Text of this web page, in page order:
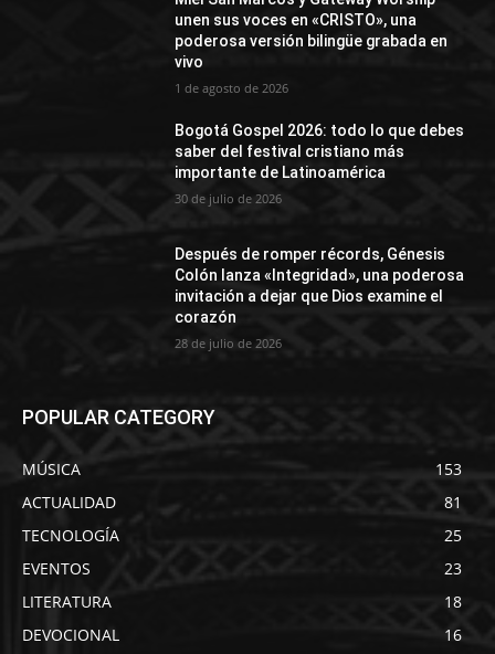
unen sus voces en «CRISTO», una
poderosa versión bilingüe grabada en
vivo
1 de agosto de 2026
Bogotá Gospel 2026: todo lo que debes
saber del festival cristiano más
importante de Latinoamérica
30 de julio de 2026
Después de romper récords, Génesis
Colón lanza «Integridad», una poderosa
invitación a dejar que Dios examine el
corazón
28 de julio de 2026
POPULAR CATEGORY
MÚSICA
153
ACTUALIDAD
81
TECNOLOGÍA
25
EVENTOS
23
LITERATURA
18
DEVOCIONAL
16